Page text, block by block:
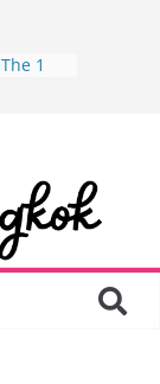
1
งของ
ดในรอบ
งเที่ยว